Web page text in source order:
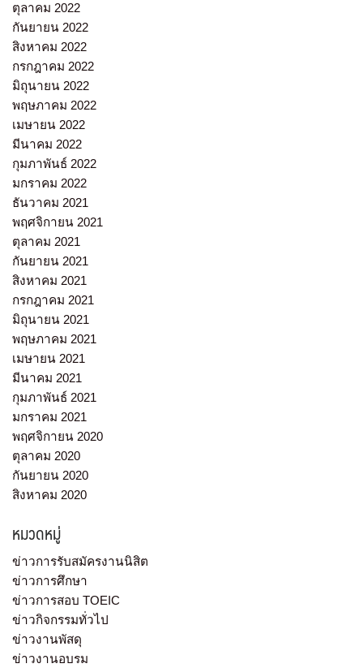
ตุลาคม 2022
กันยายน 2022
สิงหาคม 2022
กรกฎาคม 2022
มิถุนายน 2022
พฤษภาคม 2022
เมษายน 2022
มีนาคม 2022
กุมภาพันธ์ 2022
มกราคม 2022
ธันวาคม 2021
พฤศจิกายน 2021
ตุลาคม 2021
กันยายน 2021
สิงหาคม 2021
กรกฎาคม 2021
มิถุนายน 2021
พฤษภาคม 2021
เมษายน 2021
มีนาคม 2021
กุมภาพันธ์ 2021
มกราคม 2021
พฤศจิกายน 2020
ตุลาคม 2020
กันยายน 2020
สิงหาคม 2020
หมวดหมู่
ข่าวการรับสมัครงานนิสิต
ข่าวการศึกษา
ข่าวการสอบ TOEIC
ข่าวกิจกรรมทั่วไป
ข่าวงานพัสดุ
ข่าวงานอบรม